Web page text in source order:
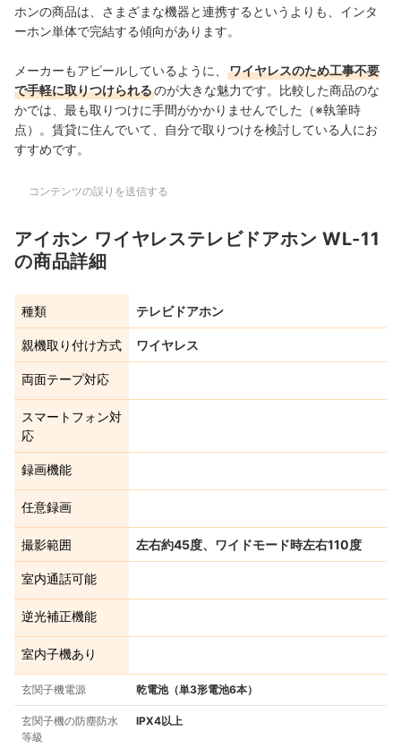
ホンの商品は、 さまざまな機器と連携するというよりも、インタ
ーホン単体で完結する傾向があります。
メーカーもアピールしているように、
ワイヤレスのため工事不要
で手軽に取りつけられるのが大きな魅力です。比較した商品のな
かでは、最も取りつけに手間がかかりませんでした（※執筆時
点）。賃貸に住んでいて、自分で取りつけを検討している人にお
すすめです。
コンテンツの誤りを送信する
アイホン ワイヤレステレビドアホン WL-11
の商品詳細
種類 テレビドアホン
親機取り付け方式 ワイヤレス
両面テープ対応
スマートフォン対
応
録画機能
任意録画
撮影範囲 左右約45度、ワイドモード時左右110度
室内通話可能
逆光補正機能
室内子機あり
玄関子機電源 乾電池（単3形電池6本）
玄関子機の防塵防水
等級
IPX4以上